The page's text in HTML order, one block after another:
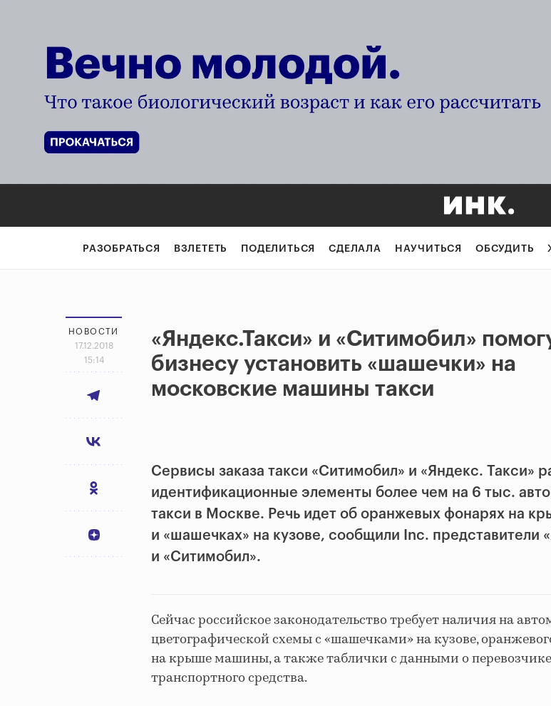
РАЗОБРАТЬСЯ ВЗЛЕТЕТЬ ПОДЕЛИТЬСЯ СДЕЛАЛА НАУЧИТЬСЯ ОБСУДИТЬ
НОВОСТИ
17.12.2018
15:14
«Яндекс.Такси» и «Ситимобил»
бизнесу установить «шашечки» на
московские машины такси
Сервисы заказа такси «Ситимобил» и «Яндекс. Такси»
идентификационные элементы более чем на 6 тыс.
такси в Москве. Речь идет об оранжевых фонарях на
и «шашечках» на кузове, сообщили Inc. представители
и «Ситимобил».
Сейчас российское законодательство требует наличия на
цветографической схемы с «шашечками» на кузове,
на крыше машины, а также таблички с данными о перевозчике
транспортного средства.